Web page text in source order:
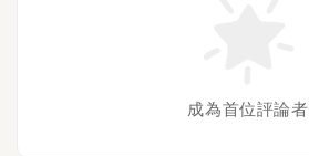
成為首位評論者